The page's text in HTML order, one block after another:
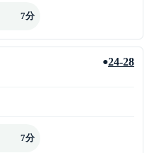
7分
●24-28
7分